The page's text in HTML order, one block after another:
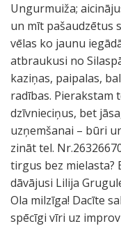
Ungurmuiža;
un mīt pašaudzētus
vēlas ko jaunu
atbraukusi no
kaziņas, paipalas,
radības. Pierakstam
dzīvnieciņus, bet
uzņemšanai – būri
zināt tel.
tirgus bez mielasta?
dāvājusi Lilija
Ola milzīga! Dacīte
spēcīgi vīri uz